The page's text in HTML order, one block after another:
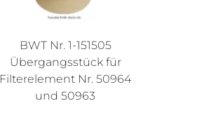
BWT Nr. 1-151505
Übergangsstück für
Filterelement Nr. 50964
und 50963